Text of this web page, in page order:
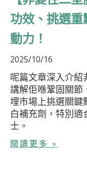
功效、挑選
動力！
2025/10/16
呢篇文章深入介紹
講解佢喺鞏固關節
埋市場上挑選關鍵
白補充劑，特別
士。
閱讀更多 »